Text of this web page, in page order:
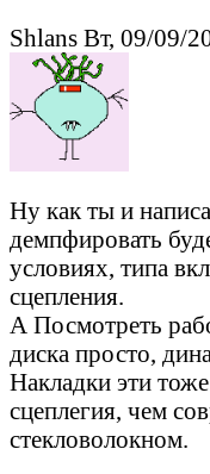
Shlans Вт, 09/09/
Ну как ты и
демпфировать
условиях, типа
сцепления.
А Посмотреть
диска просто,
Накладки эти
сцеплегия, чем
стекловолокном.